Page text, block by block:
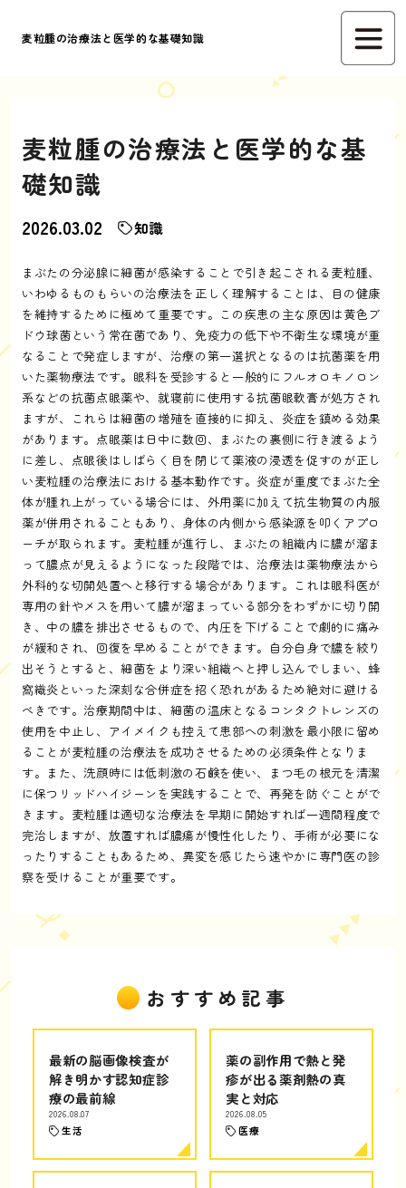
麦粒腫の治療法と医学的な基礎知識
麦粒腫の治療法と医学的な基
礎知識
2026.03.02 知識
まぶたの分泌腺に細菌が感染することで引き起こされる麦粒腫、
いわゆるものもらいの治療法を正しく理解することは、目の健康
を維持するために極めて重要です。この疾患の主な原因は黄色ブ
ドウ球菌という常在菌であり、免疫力の低下や不衛生な環境が重
なることで発症しますが、治療の第一選択となるのは抗菌薬を用
いた薬物療法です。眼科を受診すると一般的にフルオロキノロン
系などの抗菌点眼薬や、就寝前に使用する抗菌眼軟膏が処方され
ますが、これらは細菌の増殖を直接的に抑え、炎症を鎮める効果
があります。点眼薬は日中に数回、まぶたの裏側に行き渡るよう
に差し、点眼後はしばらく目を閉じて薬液の浸透を促すのが正し
い麦粒腫の治療法における基本動作です。炎症が重度でまぶた全
体が腫れ上がっている場合には、外用薬に加えて抗生物質の内服
薬が併用されることもあり、身体の内側から感染源を叩くアプロ
ーチが取られます。麦粒腫が進行し、まぶたの組織内に膿が溜ま
って膿点が見えるようになった段階では、治療法は薬物療法から
外科的な切開処置へと移行する場合があります。これは眼科医が
専用の針やメスを用いて膿が溜まっている部分をわずかに切り開
き、中の膿を排出させるもので、内圧を下げることで劇的に痛み
が緩和され、回復を早めることができます。自分自身で膿を絞り
出そうとすると、細菌をより深い組織へと押し込んでしまい、蜂
窩織炎といった深刻な合併症を招く恐れがあるため絶対に避ける
べきです。治療期間中は、細菌の温床となるコンタクトレンズの
使用を中止し、アイメイクも控えて患部への刺激を最小限に留め
ることが麦粒腫の治療法を成功させるための必須条件となりま
す。また、洗顔時には低刺激の石鹸を使い、まつ毛の根元を清潔
に保つリッドハイジーンを実践することで、再発を防ぐことがで
きます。麦粒腫は適切な治療法を早期に開始すれば一週間程度で
完治しますが、放置すれば膿瘍が慢性化したり、手術が必要にな
ったりすることもあるため、異変を感じたら速やかに専門医の診
察を受けることが重要です。
おすすめ記事
最新の脳画像検査が
解き明かす認知症診
療の最前線
2026.08.07
生活
薬の副作用で熱と発
疹が出る薬剤熱の真
実と対応
2026.08.05
医療